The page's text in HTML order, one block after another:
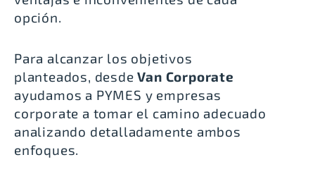
opción.
Para alcanzar los objetivos
planteados, desdeVan Corporate
ayudamos a PYMES y empresas
corporate a tomar el camino adecuado
analizando detalladamente ambos
enfoques.